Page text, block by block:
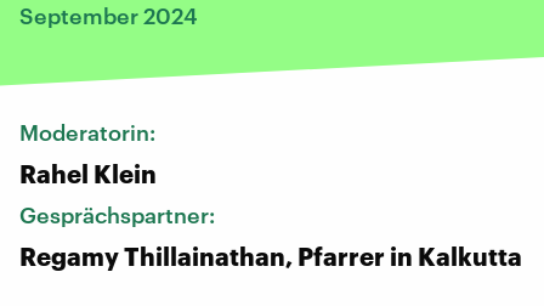
September 2024
Moderatorin:
Rahel Klein
Gesprächspartner:
Regamy Thillainathan, Pfarrer in Kalkutta